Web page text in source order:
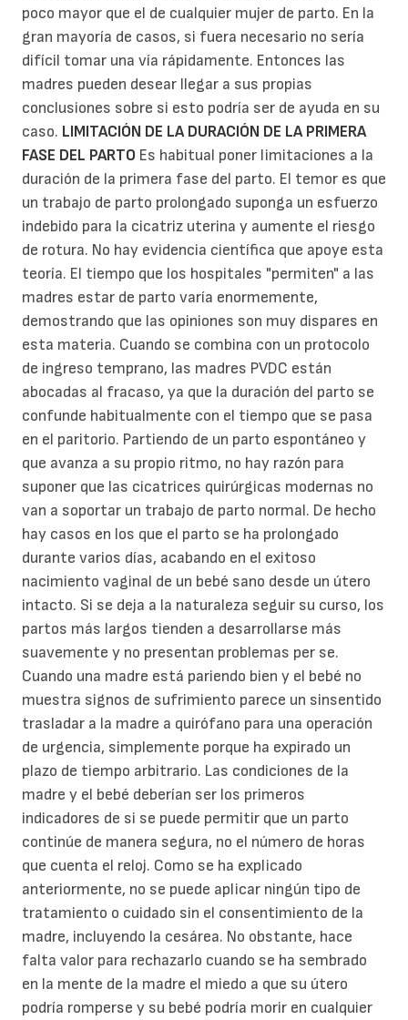
poco mayor que el de cualquier mujer de parto. En la
gran mayoría de casos, si fuera necesario no sería
difícil tomar una vía rápidamente. Entonces las
madres pueden desear llegar a sus propias
conclusiones sobre si esto podría ser de ayuda en su
caso. LIMITACIÓN DE LA DURACIÓN DE LA PRIMERA
FASE DEL PARTO Es habitual poner limitaciones a la
duración de la primera fase del parto. El temor es que
un trabajo de parto prolongado suponga un esfuerzo
indebido para la cicatriz uterina y aumente el riesgo
de rotura. No hay evidencia científica que apoye esta
teoría. El tiempo que los hospitales "permiten" a las
madres estar de parto varía enormemente,
demostrando que las opiniones son muy dispares en
esta materia. Cuando se combina con un protocolo
de ingreso temprano, las madres PVDC están
abocadas al fracaso, ya que la duración del parto se
confunde habitualmente con el tiempo que se pasa
en el paritorio. Partiendo de un parto espontáneo y
que avanza a su propio ritmo, no hay razón para
suponer que las cicatrices quirúrgicas modernas no
van a soportar un trabajo de parto normal. De hecho
hay casos en los que el parto se ha prolongado
durante varios días, acabando en el exitoso
nacimiento vaginal de un bebé sano desde un útero
intacto. Si se deja a la naturaleza seguir su curso, los
partos más largos tienden a desarrollarse más
suavemente y no presentan problemas per se.
Cuando una madre está pariendo bien y el bebé no
muestra signos de sufrimiento parece un sinsentido
trasladar a la madre a quirófano para una operación
de urgencia, simplemente porque ha expirado un
plazo de tiempo arbitrario. Las condiciones de la
madre y el bebé deberían ser los primeros
indicadores de si se puede permitir que un parto
continúe de manera segura, no el número de horas
que cuenta el reloj. Como se ha explicado
anteriormente, no se puede aplicar ningún tipo de
tratamiento o cuidado sin el consentimiento de la
madre, incluyendo la cesárea. No obstante, hace
falta valor para rechazarlo cuando se ha sembrado
en la mente de la madre el miedo a que su útero
podría romperse y su bebé podría morir en cualquier